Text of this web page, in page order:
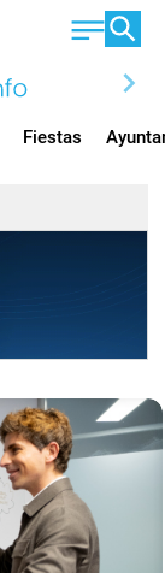
chevron_right
Fiestas